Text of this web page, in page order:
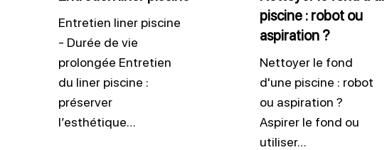
Entretien liner piscine
- Durée de vie
prolongée Entretien
du liner piscine :
préserver
l’esthétique…
robot
aspiration
piscine : robot ou
aspiration ?
Nettoyer le fond
d'une piscine : robot
ou aspiration ?
Aspirer le fond ou
utiliser…